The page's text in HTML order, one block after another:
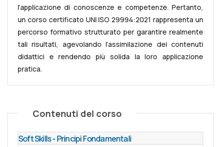
l’applicazione di conoscenze e competenze. Pertanto,
un corso certificato UNI ISO 29994:2021 rappresenta un
percorso formativo strutturato per garantire realmente
tali risultati, agevolando l’assimilazione dei contenuti
didattici e rendendo più solida la loro applicazione
pratica.
Contenuti del corso
Soft Skills - Principi Fondamentali